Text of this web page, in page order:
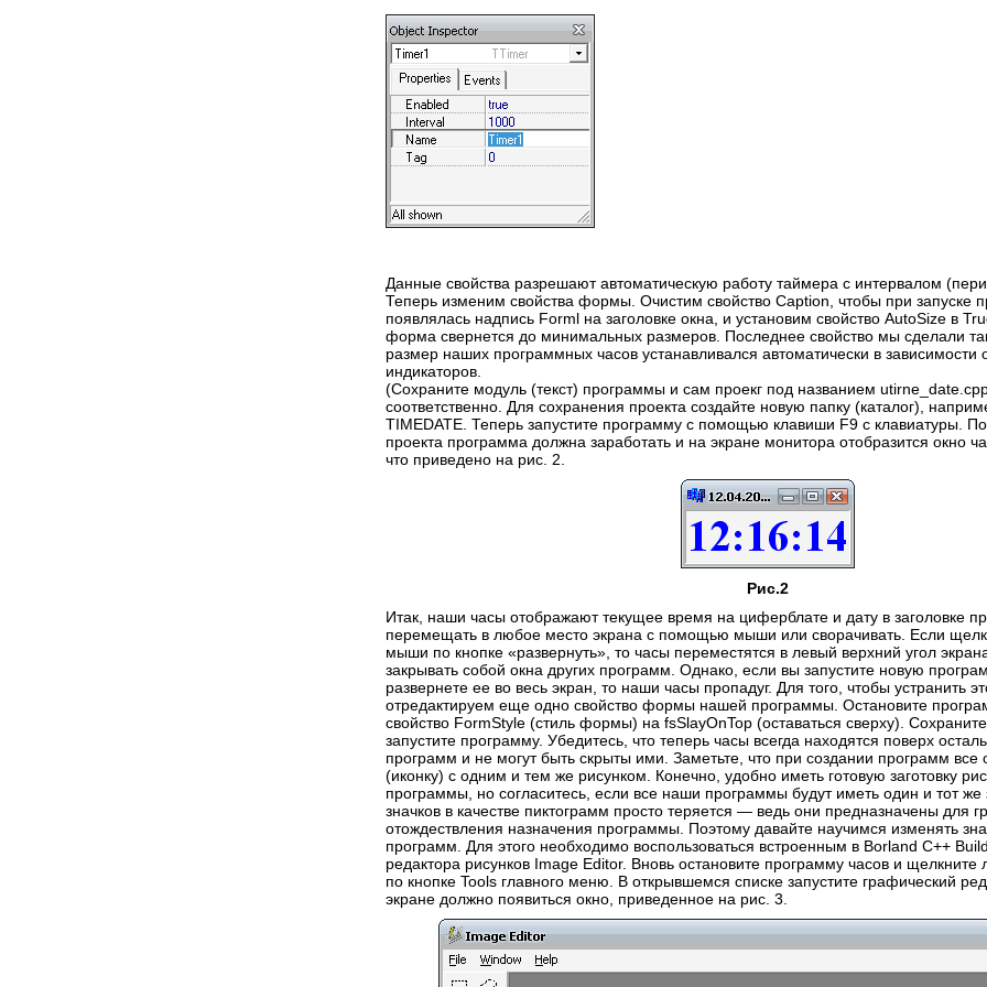
Данные свойства разрешают автоматическую работу таймера с интервалом
Теперь изменим свойства формы. Очистим свойство Caption, чтобы при запуске
появлялась надпись Forml на заголовке окна, и установим свойство AutoSize в
форма свернется до минимальных размеров. Последнее свойство мы сделали
размер наших программных часов устанавливался автоматически в зависимости
индикаторов.
(Сохраните модуль (текст) программы и сам проекг под названием
соответственно. Для сохранения проекта создайте новую папку (каталог),
TIMEDATE. Теперь запустите программу с помощью клавиши F9 с клавиатуры.
проекта программа должна заработать и на экране монитора отобразится окно
что приведено на рис. 2.
Рис.2
Итак, наши часы отображают текущее время на циферблате и дату в заголовке
перемещать в любое место экрана с помощью мыши или сворачивать. Если
мыши по кнопке «развернуть», то часы переместятся в левый верхний угол
закрывать собой окна других программ. Однако, если вы запустите новую
развернете ее во весь экран, то наши часы пропадуг. Для того, чтобы устранить
отредактируем еще одно свойство формы нашей программы. Остановите
свойство FormStyle (стиль формы) на fsSlayOnTop (оставаться сверху).
запустите программу. Убедитесь, что теперь часы всегда находятся поверх
программ и не могут быть скрыты ими. Заметьте, что при создании программ все
(иконку) с одним и тем же рисунком. Конечно, удобно иметь готовую заготовку
программы, но согласитесь, если все наши программы будут иметь один и тот же
значков в качестве пиктограмм просто теряется — ведь они предназначены для
отождествления назначения программы. Поэтому давайте научимся изменять
программ. Для этого необходимо воспользоваться встроенным в Borland C++
редактора рисунков Image Editor. Вновь остановите программу часов и
по кнопке Tools главного меню. В открывшемся списке запустите графический
экране должно появиться окно, приведенное на рис. 3.